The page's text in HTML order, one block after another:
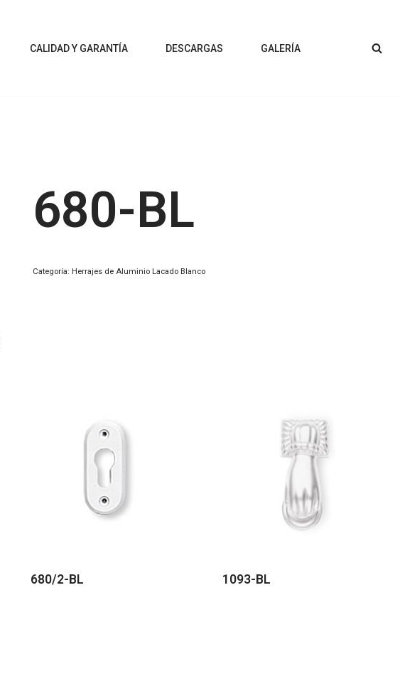
CALIDAD Y GARANTÍA DESCARGAS GALERÍA
680-BL
Categoría: Herrajes de Aluminio Lacado Blanco
680/2-BL 1093-BL